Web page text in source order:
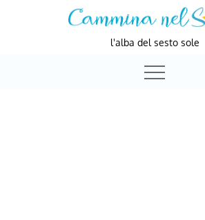
l'alba del sesto sole